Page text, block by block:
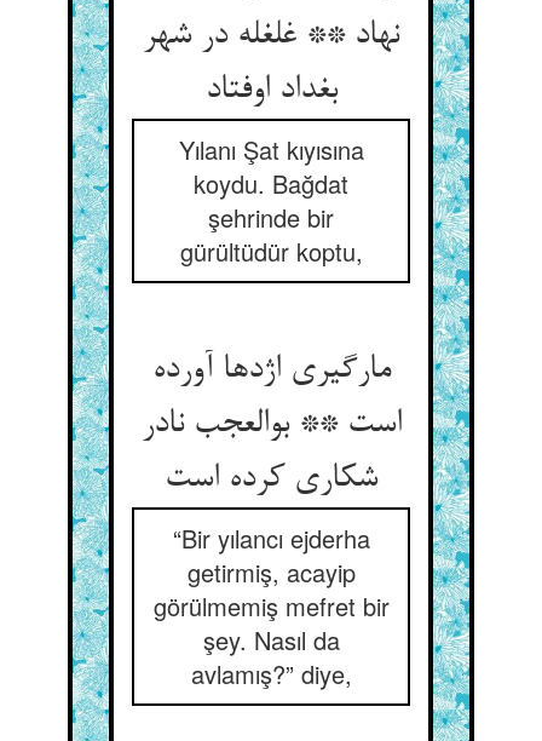
نهاد ** غلغله در شهر
بغداد اوفتاد
Yılanı Şat kıyısına
koydu. Bağdat
şehrinde bir
gürültüdür koptu,
مارگیری اژدها آورده
است ** بوالعجب نادر
شکاری کرده است
“Bir yılancı ejderha
getirmiş, acayip
görülmemiş mefret bir
şey. Nasıl da
avlamış?” diye,